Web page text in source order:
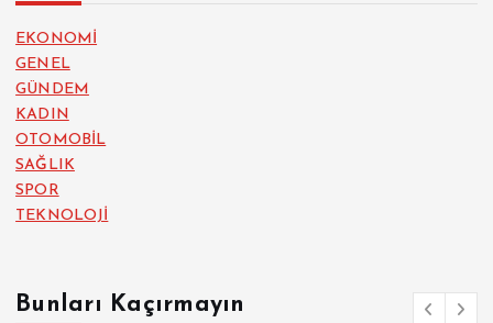
EKONOMİ
GENEL
GÜNDEM
KADIN
OTOMOBİL
SAĞLIK
SPOR
TEKNOLOJİ
Bunları Kaçırmayın